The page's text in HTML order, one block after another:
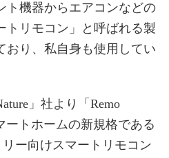
ト機器からエアコンなどの
トリモコン」と呼ばれる製
おり、私自身も使用してい
」社より「Remo
ートホームの新規格である
リー向けスマートリモコン